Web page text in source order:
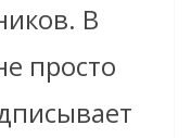
В
просто